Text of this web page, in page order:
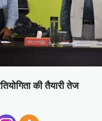
की तैयारी तेज